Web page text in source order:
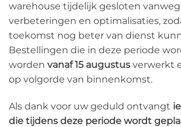
warehouse tijdelijk gesloten
verbeteringen en optimalisaties,
toekomst nog beter van dienst
Bestellingen die in deze periode
worden vanaf 15 augustus verwerkt
op volgorde van binnenkomst.
Als dank voor uw geduld ontvangt
die tijdens deze periode wordt